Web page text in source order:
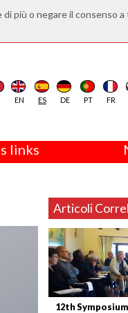
più o negare il consenso
EN ES DE PT FR
links
Articoli
12th